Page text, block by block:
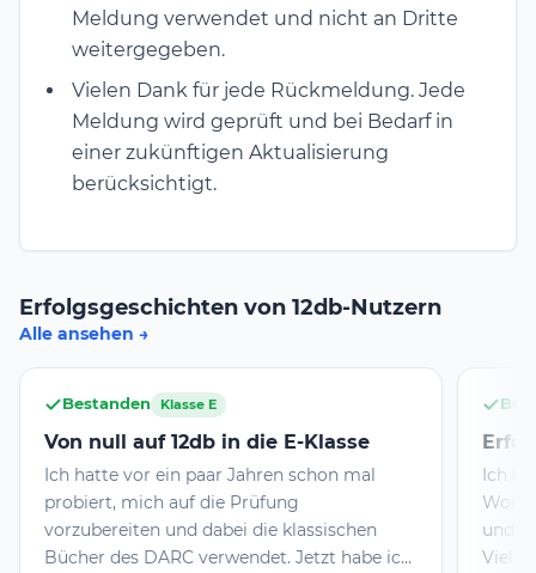
Meldung verwendet und nicht an Dritte
weitergegeben.
Vielen Dank für jede Rückmeldung. Jede
Meldung wird geprüft und bei Bedarf in
einer zukünftigen Aktualisierung
berücksichtigt.
Erfolgsgeschichten von 12db-Nutzern
Alle ansehen
Bestanden Klasse E
Von null auf 12db in die E-Klasse
Ich hatte vor ein paar Jahren schon mal
probiert, mich auf die Prüfung
vorzubereiten und dabei die klassischen
Bücher des DARC verwendet. Jetzt habe ich
Ich
und